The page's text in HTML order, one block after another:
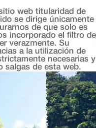
web titularidad de
se dirige únicamente
de que solo es
incorporado el filtro de
verazmente. Su
a la utilización de
necesarias y
salgas de esta web.